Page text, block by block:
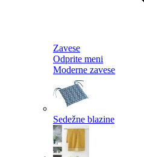
Zavese
Odprite meni
Moderne zavese
Sedežne blazine